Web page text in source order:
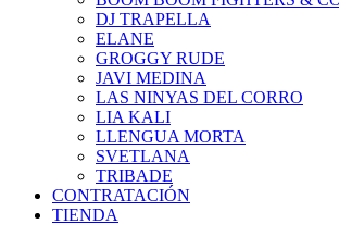
DJ TRAPELLA
ELANE
GROGGY RUDE
JAVI MEDINA
LAS NINYAS DEL CORRO
LIA KALI
LLENGUA MORTA
SVETLANA
TRIBADE
CONTRATACIÓN
TIENDA